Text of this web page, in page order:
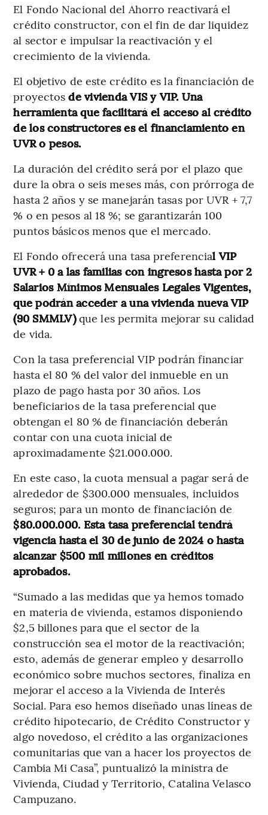
El Fondo Nacional del Ahorro reactivará el
crédito constructor, con el fin de dar liquidez
al sector e impulsar la reactivación y el
crecimiento de la vivienda.
El objetivo de este crédito es la financiación de
proyectosde vivienda VIS y VIP. Una
herramienta que facilitará el acceso al crédito
de los constructores es el financiamiento en
UVR o pesos.
La duración del crédito será por el plazo que
dure la obra o seis meses más, con prórroga de
hasta 2 años y se manejarán tasas por UVR + 7,7
% o en pesos al 18 %; se garantizarán 100
puntos básicos menos que el mercado.
El Fondo ofrecerá una tasa preferencial VIP
UVR + 0 a las familias con ingresos hasta por 2
Salarios Mínimos Mensuales Legales Vigentes,
que podrán acceder a una vivienda nueva VIP
(90 SMMLV)que les permita mejorar su calidad
de vida.
Con la tasa preferencial VIP podrán financiar
hasta el 80 % del valor del inmueble en un
plazo de pago hasta por 30 años. Los
beneficiarios de la tasa preferencial que
obtengan el 80 % de financiación deberán
contar con una cuota inicial de
aproximadamente $21.000.000.
En este caso, la cuota mensual a pagar será de
alrededor de $300.000 mensuales, incluidos
seguros; para un monto de financiación de
$80.000.000. Esta tasa preferencial tendrá
vigencia hasta el 30 de junio de 2024 o hasta
alcanzar $500 mil millones en créditos
aprobados.
“Sumado a las medidas que ya hemos tomado
en materia de vivienda, estamos disponiendo
$2,5 billones para que el sector de la
construcción sea el motor de la reactivación;
esto, además de generar empleo y desarrollo
económico sobre muchos sectores, finaliza en
mejorar el acceso a la Vivienda de Interés
Social. Para eso hemos diseñado unas líneas de
crédito hipotecario, de Crédito Constructor y
algo novedoso, el crédito a las organizaciones
comunitarias que van a hacer los proyectos de
Cambia Mi Casa”, puntualizó la ministra de
Vivienda, Ciudad y Territorio, Catalina Velasco
Campuzano.